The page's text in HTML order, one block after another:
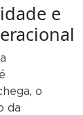
e
o
da